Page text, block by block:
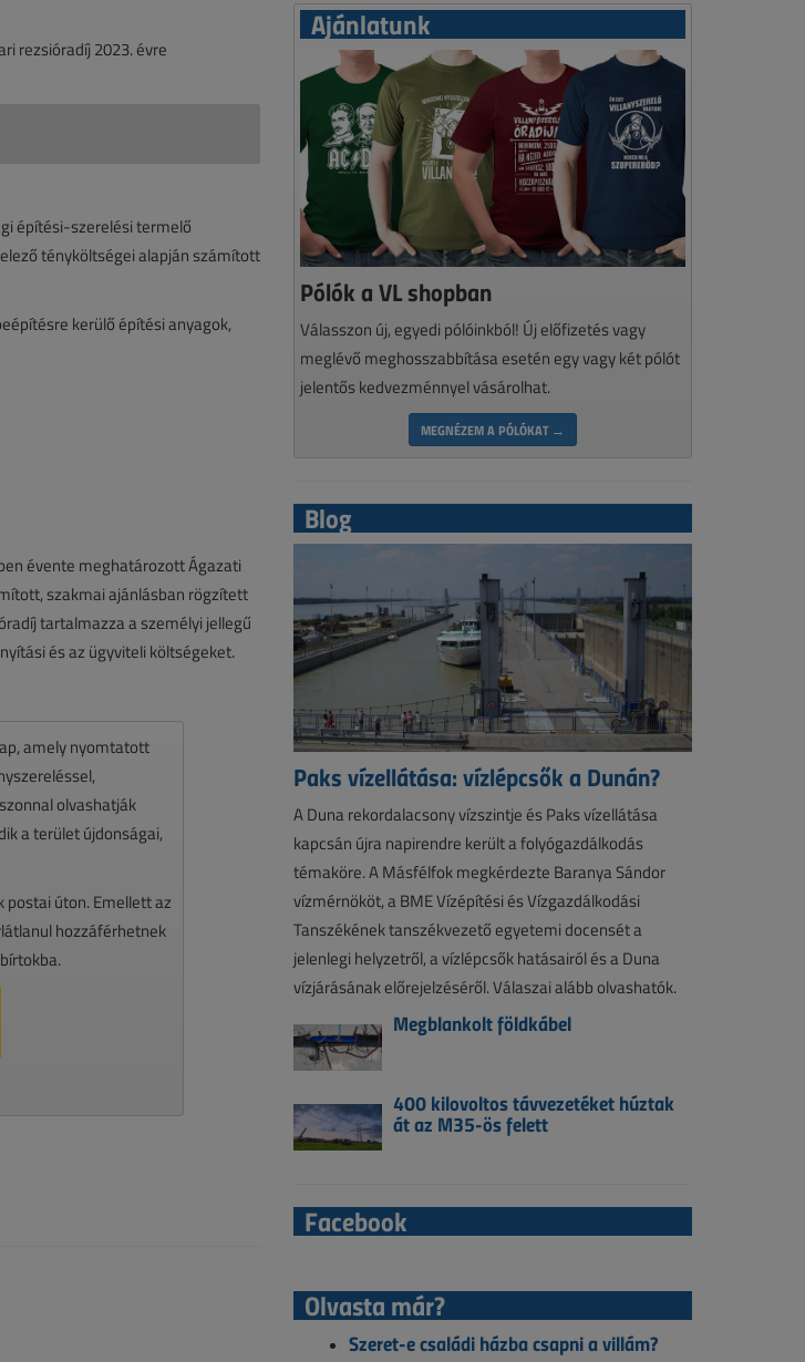
rezsióradíj 2023. évre
építési-szerelési termelő
tényköltségei alapján számított
kerülő építési anyagok,
évente meghatározott Ágazati
szakmai ajánlásban rögzített
tartalmazza a személyi jellegű
és az ügyviteli költségeket.
amely nyomtatott
olvashatják
a terület újdonságai,
postai úton. Emellett az
hozzáférhetnek
Ajánlatunk
Pólók a VL shopban
Válasszon új, egyedi pólóinkból! Új előfizetés vagy
meglévő meghosszabbítása esetén egy vagy két pólót
jelentős kedvezménnyel vásárolhat.
MEGNÉZEM A PÓLÓKAT →
Blog
Paks vízellátása: vízlépcsők a Dunán?
A Duna rekordalacsony vízszintje és Paks vízellátása
kapcsán újra napirendre került a folyógazdálkodás
témaköre. A Másfélfok megkérdezte Baranya Sándor
vízmérnököt, a BME Vízépítési és Vízgazdálkodási
Tanszékének tanszékvezető egyetemi docensét a
jelenlegi helyzetről, a vízlépcsők hatásairól és a Duna
vízjárásának előrejelzéséről. Válaszai alább olvashatók.
Megblankolt földkábel
400 kilovoltos távvezetéket húztak
át az M35-ös felett
Facebook
Olvasta már?
Szeret-e családi házba csapni a villám?